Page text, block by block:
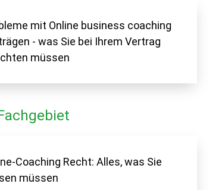
mit Online business coaching
- was Sie bei Ihrem Vertrag
müssen
Coaching Recht: Alles, was Sie
müssen